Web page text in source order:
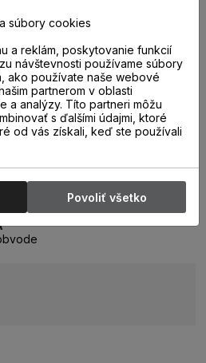
podložku
súbory cookies
a reklám, poskytovanie funkcií
návštevnosti používame súbory
ako používate naše webové
partnerom v oblasti
a analýzy. Títo partneri môžu
s ďalšími údajmi, ktoré
od vás získali, keď ste používali
Povoliť všetko